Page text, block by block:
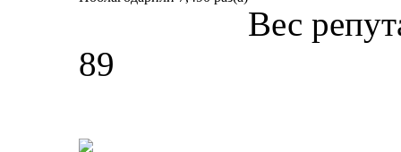
Вес
89